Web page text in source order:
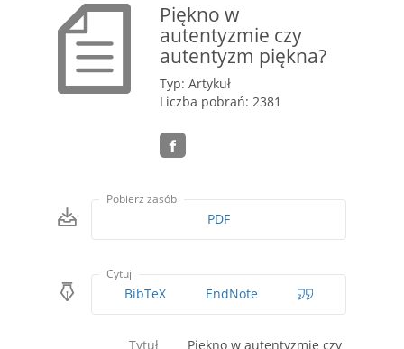
Piękno w
autentyzmie czy
autentyzm piękna?
Typ: Artykuł
Liczba pobrań: 2381
Pobierz zasób
PDF
Cytuj
BibTeX EndNote
Tytuł
Piękno w autentyzmie czy